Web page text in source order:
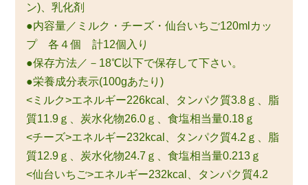
ン)、乳化剤
●内容量／ミルク・チーズ・仙台いちご120mlカッ
プ 各４個 計12個入り
●保存方法／－18℃以下で保存して下さい。
●栄養成分表示(100gあたり)
<ミルク>エネルギー226kcal、タンパク質3.8ｇ、脂
質11.9ｇ、炭水化物26.0ｇ、食塩相当量0.18ｇ
<チーズ>エネルギー232kcal、タンパク質4.2ｇ、脂
質12.9ｇ、炭水化物24.7ｇ、食塩相当量0.213ｇ
<仙台いちご>エネルギー232kcal、タンパク質4.2